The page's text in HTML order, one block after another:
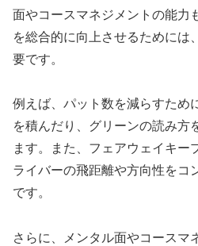
面やコースマネジメントの能力
を総合的に向上させるためには
要です。
例えば、パット数を減らすため
を積んだり、グリーンの読み方
ます。また、フェアウェイキー
ライバーの飛距離や方向性をコ
です。
さらに、メンタル面やコースマ